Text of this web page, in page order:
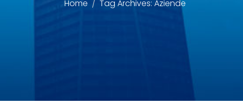
Home Tag Archives: Aziende